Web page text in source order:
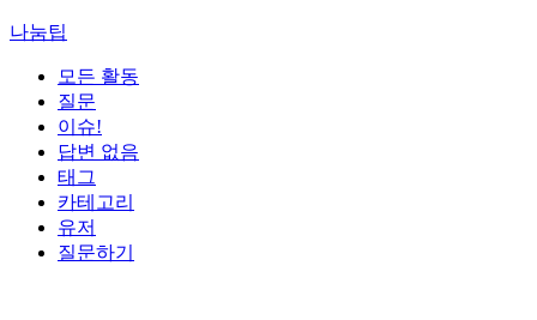
나눔팁
모든 활동
질문
이슈!
답변 없음
태그
카테고리
유저
질문하기